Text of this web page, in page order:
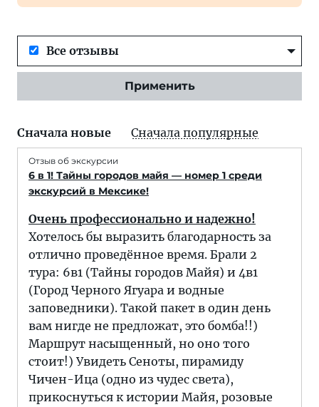
Все отзывы
Применить
Сначала новые Сначала популярные
Отзыв об экскурсии
6 в 1! Тайны городов майя — номер 1 среди
экскурсий в Мексике!
Очень профессионально и надежно!
Хотелось бы выразить благодарность за
отлично проведённое время. Брали 2
тура: 6в1 (Тайны городов Майя) и 4в1
(Город Черного Ягуара и водные
заповедники). Такой пакет в один день
вам нигде не предложат, это бомба!!)
Маршрут насыщенный, но оно того
стоит!) Увидеть Сеноты, пирамиду
Чичен-Ица (одно из чудес света),
прикоснуться к истории Майя, розовые